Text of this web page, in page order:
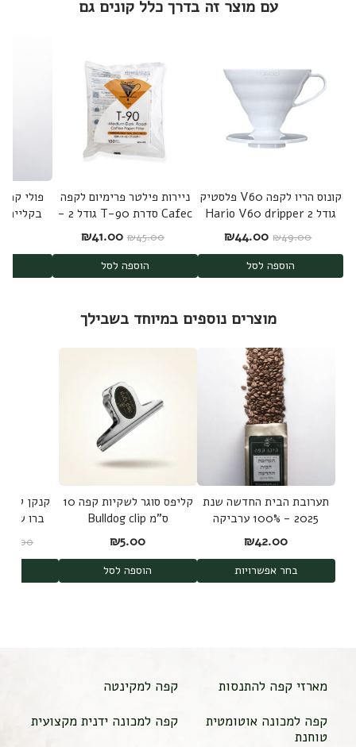
עם מוצר זה בדרך כלל קונים גם
קונוס הריו לקפה V60 פלסטיק
גודל 2 Hario V60 dripper
₪49.00 המחיר המקורי היה: ₪49.00.
₪44.00 המחיר הנוכחי הוא: ₪44.00.
הוספה לסל
ניירות פילטר פרימיום לקפה
Cafec סדרת T-90 גודל 2 -
תוצרת יפן
₪45.00 המחיר המקורי היה: ₪45.00.
₪41.00 המחיר הנוכחי הוא:
הוספה לסל
פולי
מוצרים נוספים במיוחד בשבילך
תערובת הבית החדשה שנת
2025 - 100% ערביקה
משלושה מקורות
₪42.00
בחר אפשרויות
קליפס סוגר לשקיות קפה 10
ס"מ Bulldog clip
₪5.00
הוספה לסל
קנקן
189.00
מארזי קפה להתנסות
קפה למקינטה
קפה למכונה אוטומטית
טוחנת
קפה למכונה ידנית מקצועית